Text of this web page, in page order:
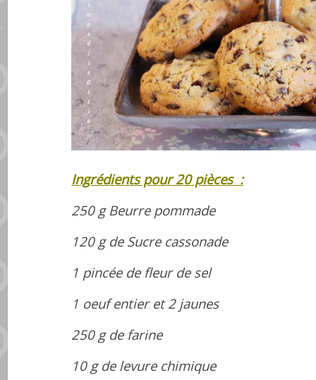
Ingrédients pour 20 pièces :
250 g Beurre pommade
120 g de Sucre cassonade
1 pincée de fleur de sel
1 oeuf entier et 2 jaunes
250 g de farine
10 g de levure chimique